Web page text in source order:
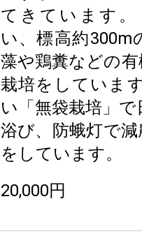
てきています
い、標高約300m
藻や鶏糞などの
栽培をしていま
い「無袋栽培」
浴び、防蛾灯で
をしています。
20,000円